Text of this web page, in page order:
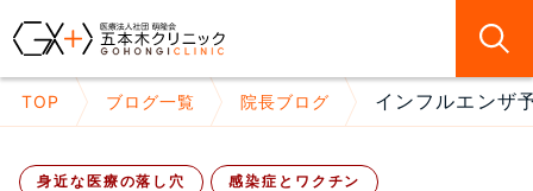
TOP ブログ一覧 院長ブログ インフルエンザ
身近な医療の落し穴 感染症とワクチン